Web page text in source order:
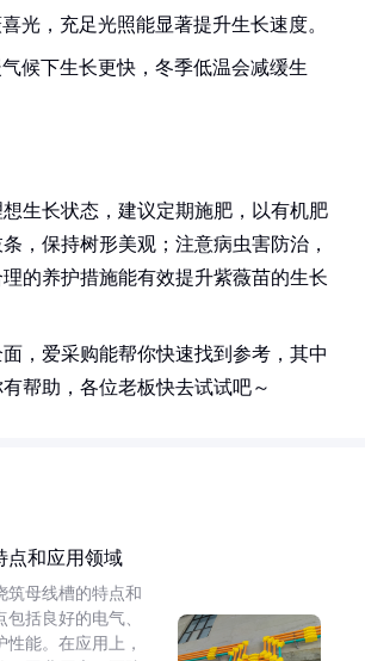
喜光，充足光照能显著提升生长速度。
候下生长更快，冬季低温会减缓生
生长状态，建议定期施肥，以有机肥
，保持树形美观；注意病虫害防治，
的养护措施能有效提升紫薇苗的生长
，爱采购能帮你快速找到参考，其中
帮助，各位老板快去试试吧～
点和应用领域
筑母线槽的特点和
括良好的电气、
能。在应用上，